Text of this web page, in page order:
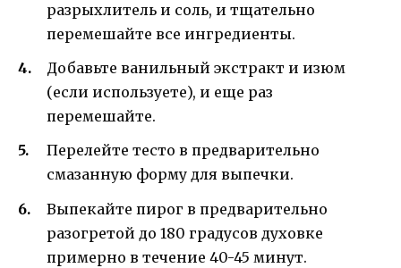
разрыхлитель и соль, и тщательно
перемешайте все ингредиенты.
Добавьте ванильный экстракт и изюм
(если используете), и еще раз
перемешайте.
Перелейте тесто в предварительно
смазанную форму для выпечки.
Выпекайте пирог в предварительно
разогретой до 180 градусов духовке
примерно в течение 40-45 минут.